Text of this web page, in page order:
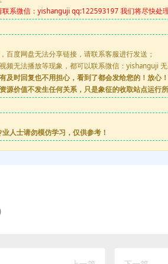
系微信：yishanguji qq:122593197 我们将尽快处
百度网盘无法分享链接，请联系客服进行发送；
频无法播放等现象，都可以联系微信：yishanguji 无
及时回复也不用担心，看到了都会发给您的！放心！
源价值不发生任何关系，只是象征的收取站点运行
人士请勿模仿学习，仅供参考！